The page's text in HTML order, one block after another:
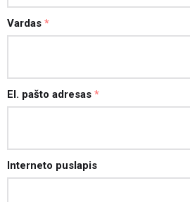
Vardas *
El. pašto adresas *
Interneto puslapis